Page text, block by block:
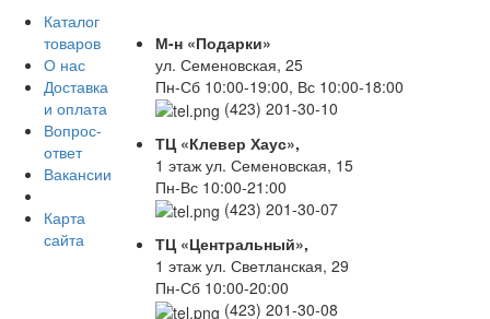
Каталог
товаров
О нас
Доставка
и оплата
Вопрос-
ответ
Вакансии
Карта
сайта
М-н «Подарки»
ул. Семеновская, 25
Пн-Сб 10:00-19:00, Вс 10:00-18:00
(423) 201-30-10
ТЦ «Клевер Хаус»,
1 этаж ул. Семеновская, 15
Пн-Вс 10:00-21:00
(423) 201-30-07
ТЦ «Центральный»,
1 этаж ул. Светланская, 29
Пн-Сб 10:00-20:00
(423) 201-30-08